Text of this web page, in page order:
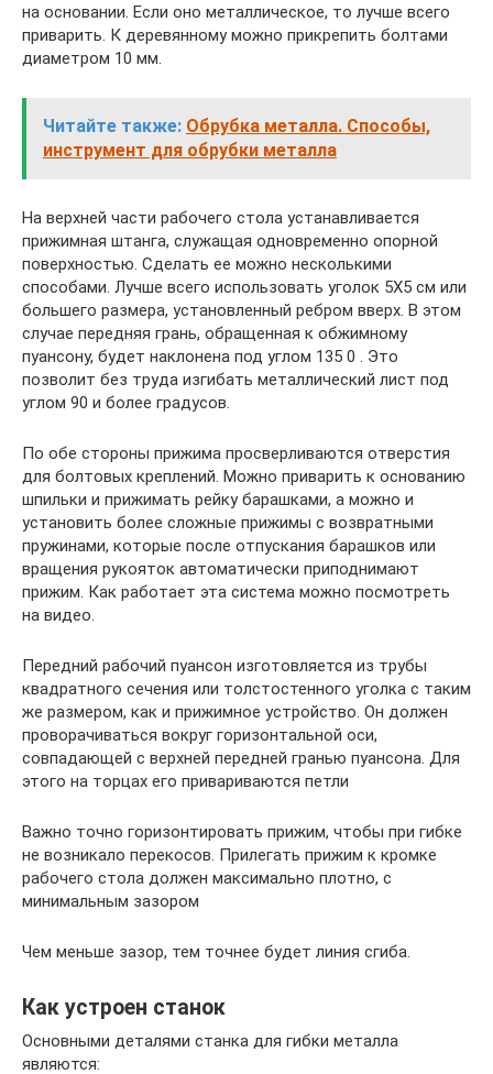
на основании. Если оно металлическое, то лучше всего
приварить. К деревянному можно прикрепить болтами
диаметром 10 мм.
Читайте также: Обрубка металла. Способы,
инструмент для обрубки металла
На верхней части рабочего стола устанавливается
прижимная штанга, служащая одновременно опорной
поверхностью. Сделать ее можно несколькими
способами. Лучше всего использовать уголок 5Х5 см или
большего размера, установленный ребром вверх. В этом
случае передняя грань, обращенная к обжимному
пуансону, будет наклонена под углом 135 0 . Это
позволит без труда изгибать металлический лист под
углом 90 и более градусов.
По обе стороны прижима просверливаются отверстия
для болтовых креплений. Можно приварить к основанию
шпильки и прижимать рейку барашками, а можно и
установить более сложные прижимы с возвратными
пружинами, которые после отпускания барашков или
вращения рукояток автоматически приподнимают
прижим. Как работает эта система можно посмотреть
на видео.
Передний рабочий пуансон изготовляется из трубы
квадратного сечения или толстостенного уголка с таким
же размером, как и прижимное устройство. Он должен
проворачиваться вокруг горизонтальной оси,
совпадающей с верхней передней гранью пуансона. Для
этого на торцах его привариваются петли
Важно точно горизонтировать прижим, чтобы при гибке
не возникало перекосов. Прилегать прижим к кромке
рабочего стола должен максимально плотно, с
минимальным зазором
Чем меньше зазор, тем точнее будет линия сгиба.
Как устроен станок
Основными деталями станка для гибки металла
являются: